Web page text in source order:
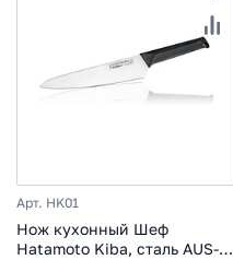
Арт. HK01
Нож кухонный Шеф
Hatamoto Kiba, сталь AUS-8,